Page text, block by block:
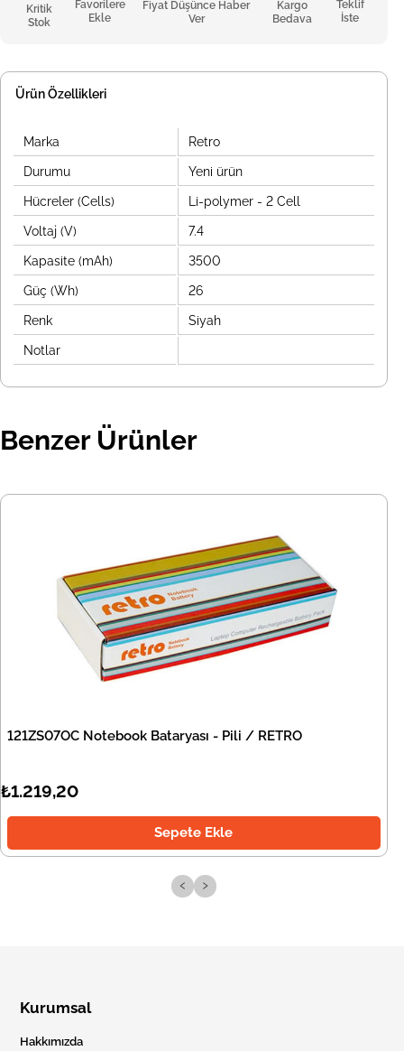
Kritik
Stok
Favorilere
Ekle
Fiyat Düşünce Haber
Ver
Kargo
Bedava
Teklif
İste
Ürün Özellikleri
Marka Retro
Durumu Yeni ürün
Hücreler (Cells) Li-polymer - 2 Cell
Voltaj (V) 7.4
Kapasite (mAh) 3500
Güç (Wh) 26
Renk Siyah
Notlar
Benzer Ürünler
121ZS07OC Notebook Bataryası - Pili / RETRO
₺1.219,20
Sepete Ekle
‹ ›
Kurumsal
Hakkımızda